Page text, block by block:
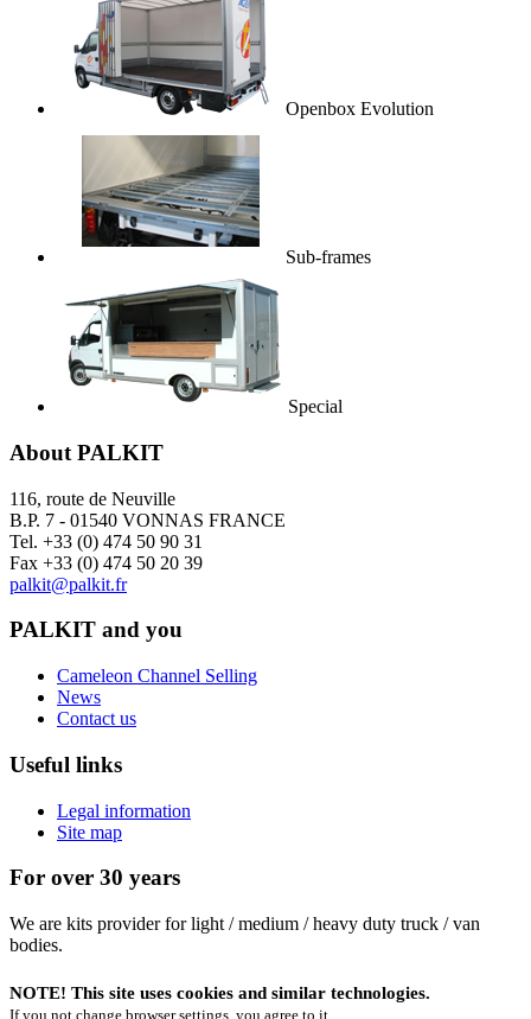
Openbox Evolution
Sub-frames
Special
About PALKIT
116, route de Neuville
B.P. 7 - 01540 VONNAS FRANCE
Tel. +33 (0) 474 50 90 31
Fax +33 (0) 474 50 20 39
palkit@palkit.fr
PALKIT and you
Cameleon Channel Selling
News
Contact us
Useful links
Legal information
Site map
For over 30 years
We are kits provider for light / medium / heavy duty truck / van
bodies.
NOTE! This site uses cookies and similar technologies.
If you not change browser settings, you agree to it.